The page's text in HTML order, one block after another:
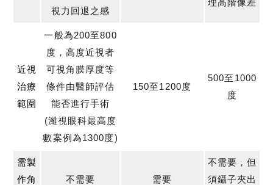
視力回退之感
近視
治療
範圍
一般為200至800
度，高度近視者
可視角膜厚度等
條件由醫師評估
能否進行手術
(濰視眼科最高度
數案例為1300度)
150至1200度
500至1000
度
需製
作角
不需要 需要
不需要，但
須鑷子夾出